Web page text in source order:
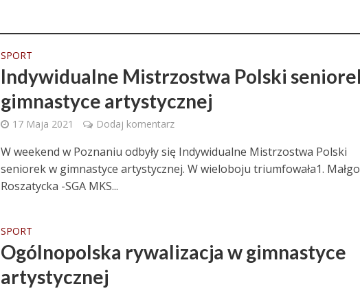
SPORT
Indywidualne Mistrzostwa Polski
gimnastyce artystycznej
17 Maja 2021 Dodaj komentarz
W weekend w Poznaniu odbyły się Indywidualne Mistrzostwa Polski
seniorek w gimnastyce artystycznej. W wieloboju triumfowała1.
Roszatycka -SGA MKS...
SPORT
Ogólnopolska rywalizacja w gimnastyce
artystycznej